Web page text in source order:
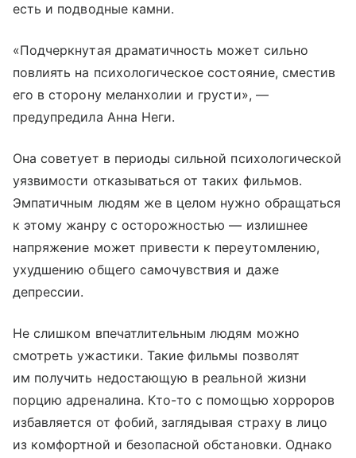
есть и подводные камни.
«Подчеркнутая драматичность может сильно
повлиять на психологическое состояние, сместив
его в сторону меланхолии и грусти», —
предупредила Анна Неги.
Она советует в периоды сильной психологической
уязвимости отказываться от таких фильмов.
Эмпатичным людям же в целом нужно обращаться
к этому жанру с осторожностью — излишнее
напряжение может привести к переутомлению,
ухудшению общего самочувствия и даже
депрессии.
Не слишком впечатлительным людям можно
смотреть ужастики. Такие фильмы позволят
им получить недостающую в реальной жизни
порцию адреналина. Кто-то с помощью хорроров
избавляется от фобий, заглядывая страху в лицо
из комфортной и безопасной обстановки. Однако